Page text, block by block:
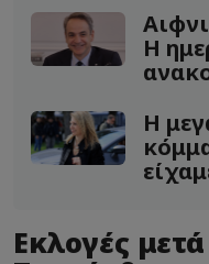
Η
Η
Εκλογές